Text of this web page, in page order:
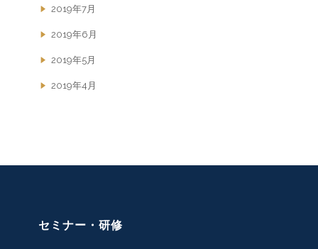
2019年7月
2019年6月
2019年5月
2019年4月
セミナー・研修